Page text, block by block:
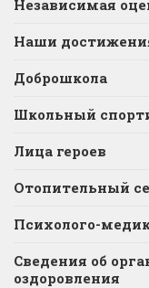
Независимая
Наши
Доброшкола
Школьный
Лица героев
Отопительный
Психолого-
Сведения об
оздоровления